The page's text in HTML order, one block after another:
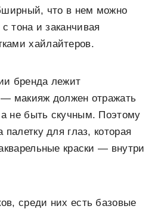
что в нем можно
тона и заканчивая
хайлайтеров.
бренда лежит
макияж должен отражать
а не быть скучным. Поэтому
для глаз, которая
краски — внутри
среди них есть базовые